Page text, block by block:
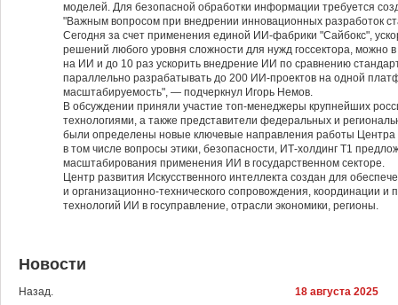
моделей. Для безопасной обработки информации требуется
"Важным вопросом при внедрении инновационных разработок
Сегодня за счет применения единой ИИ-фабрики "Сайбокс",
решений любого уровня сложности для нужд госсектора, можно
на ИИ и до 10 раз ускорить внедрение ИИ по сравнению
параллельно разрабатывать до 200 ИИ-проектов на одной
масштабируемость", — подчеркнул Игорь Немов.
В обсуждении приняли участие топ-менеджеры крупнейших
технологиями, а также представители федеральных и
были определены новые ключевые направления работы Центра
в том числе вопросы этики, безопасности, ИТ-холдинг Т1
масштабирования применения ИИ в государственном секторе.
Центр развития Искусственного интеллекта создан для
и организационно-технического сопровождения, координации и
технологий ИИ в госуправление, отрасли экономики, регионы.
Новости
Назад.
18 августа 2025